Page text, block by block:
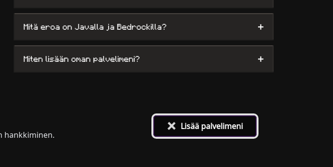
Mitä eroa on Javalla ja Bedrockilla? +
Miten lisään oman palvelimeni? +
hankkiminen.
+Lisää palvelimeni